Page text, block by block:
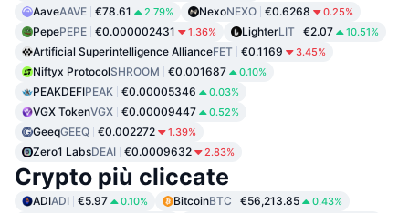
AaveAAVE €78.61 2.79% NexoNEXO €0.6268 0.25%
PepePEPE €0.000002431 1.36% LighterLIT €2.07 10.51%
Artificial Superintelligence AllianceFET €0.1169 3.45%
Niftyx ProtocolSHROOM €0.001687 0.10%
PEAKDEFIPEAK €0.00005346 0.03%
VGX TokenVGX €0.00009447 0.52%
GeeqGEEQ €0.002272 1.39%
Zero1 LabsDEAI €0.0009632 2.83%
Crypto più cliccate
ADIADI €5.97 0.10% BitcoinBTC €56,213.85 0.43%